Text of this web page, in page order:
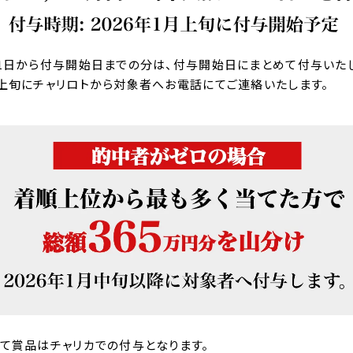
から付与開始日までの分は、付与開始日にまとめて付与いた
旬にチャリロトから対象者へお電話にてご連絡いたします。
賞品はチャリカでの付与となります。